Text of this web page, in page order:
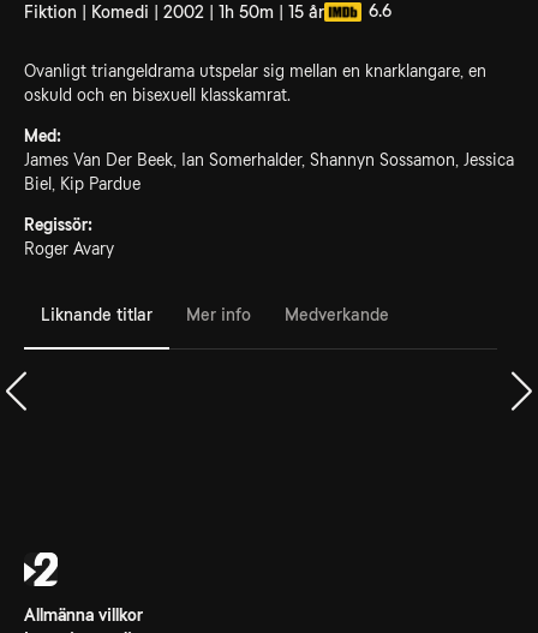
Fiktion | Komedi | 2002 | 1h 50m | 15 år 6.6
Ovanligt triangeldrama utspelar sig mellan en knarklangare, en
oskuld och en bisexuell klasskamrat.
Med:
James Van Der Beek, Ian Somerhalder, Shannyn Sossamon, Jessica
Biel, Kip Pardue
Regissör:
Roger Avary
Liknande titlar Mer info Medverkande
Allmänna villkor